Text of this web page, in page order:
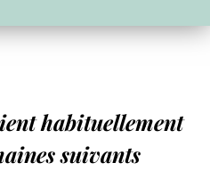
habituellement
suivants